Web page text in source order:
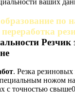
по
Резчик
. Резка
ножом
с точностью